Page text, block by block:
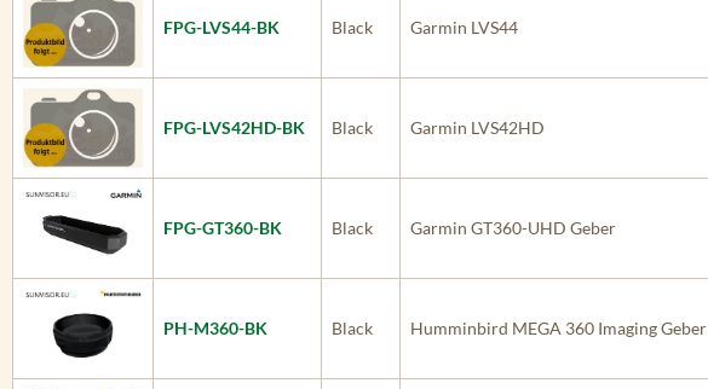
FPG-LVS44-BK Black Garmin LVS44
FPG-LVS42HD-BK Black Garmin LVS42HD
FPG-GT360-BK Black Garmin GT360-UHD Geber
PH-M360-BK Black Humminbird MEGA 360 Imaging Geber